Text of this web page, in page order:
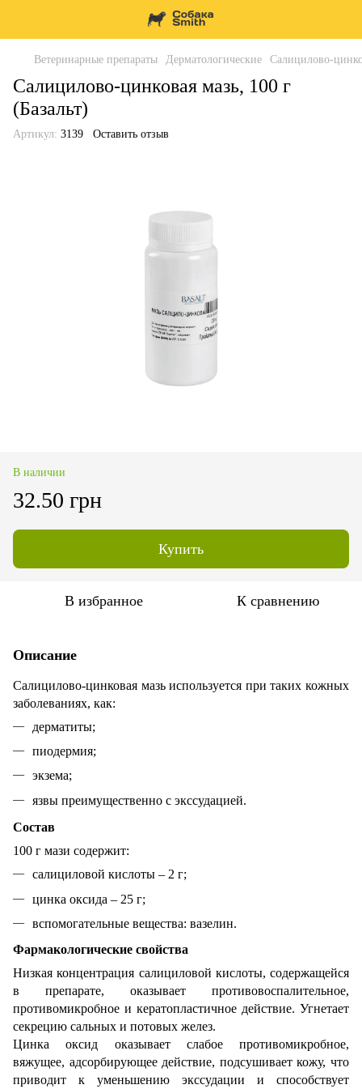
Ветеринарные препараты Дерматологические Салицилово-
Салицилово-цинковая мазь, 100 г
(Базальт)
Артикул: 3139 Оставить отзыв
В наличии
32.50 грн
Купить
В избранное К сравнению
Описание
Салицилово-цинковая мазь используется при таких кожных
заболеваниях, как:
дерматиты;
пиодермия;
экзема;
язвы преимущественно с экссудацией.
Состав
100 г мази содержит:
салициловой кислоты – 2 г;
цинка оксида – 25 г;
вспомогательные вещества: вазелин.
Фармакологические свойства
Низкая концентрация салициловой кислоты, содержащейся
в препарате, оказывает противовоспалительное,
противомикробное и кератопластичное действие. Угнетает
секрецию сальных и потовых желез.
Цинка оксид оказывает слабое противомикробное,
вяжущее, адсорбирующее действие, подсушивает кожу, что
приводит к уменьшению экссудации и способствует